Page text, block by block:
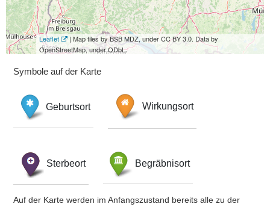
Leaflet
| Map tiles by BSB MDZ, under CC BY 3.0. Data by
OpenStreetMap, under ODbL.
Symbole auf der Karte
Geburtsort Wirkungsort
Sterbeort Begräbnisort
Auf der Karte werden im Anfangszustand bereits alle zu der